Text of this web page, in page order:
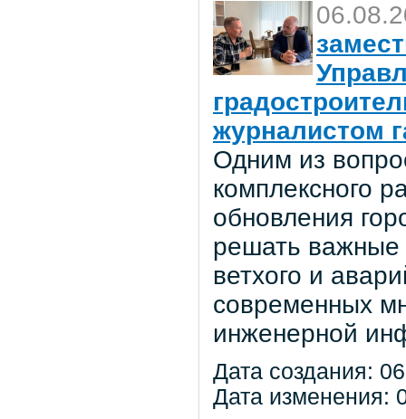
журналистом
Одним из
комплексного
обновления
решать важные
ветхого и
современных
инженерной
Дата создания:
Дата изменения: